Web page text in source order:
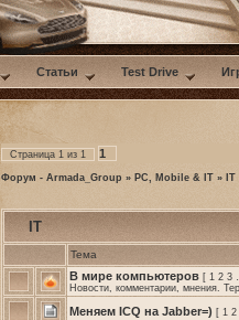
Статьи Test Drive
Страница 1 из 1 1
Форум - Armada_Group » PC, Mobile & IT » IT
IT
Тема
В мире компьютеров [ 1 2 3
Новости, комментарии, мнения.
Меняем ICQ на Jabber=) [ 1 2